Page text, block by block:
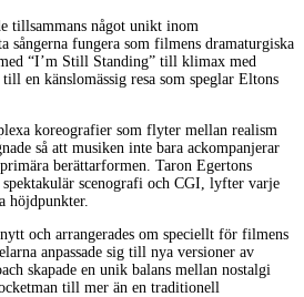
tillsammans något unikt inom
sångerna fungera som filmens dramaturgiska
“I’m Still Standing” till klimax med
en känslomässig resa som speglar Eltons
koreografier som flyter mellan realism
så att musiken inte bara ackompanjerar
berättarformen. Taron Egertons
scenografi och CGI, lyfter varje
höjdpunkter.
och arrangerades om speciellt för filmens
anpassade sig till nya versioner av
skapade en unik balans mellan nostalgi
till mer än en traditionell